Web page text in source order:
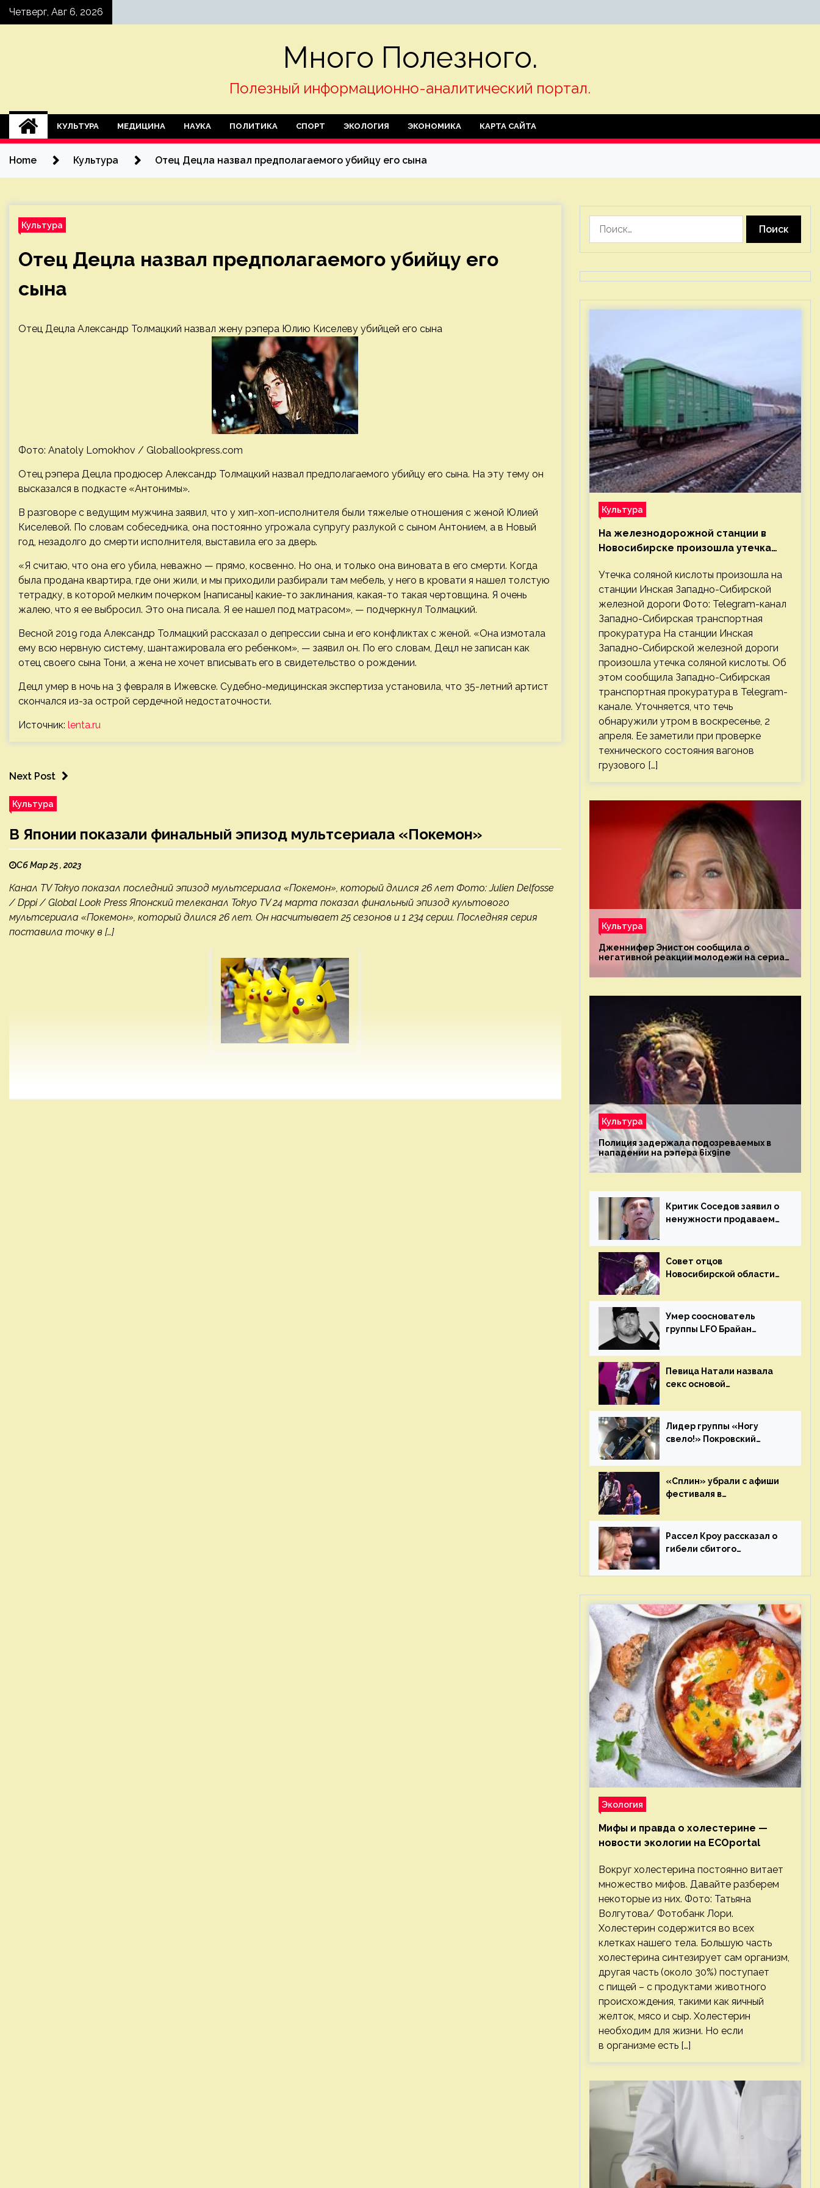
SkipЧетверг, Авг 6, 2026
Много Полезного.
Полезный информационно-аналитический портал.
КУЛЬТУРА МЕДИЦИНА НАУКА ПОЛИТИКА СПОРТ ЭКОЛОГИЯ ЭКОНОМИКА КАРТА САЙТА
Home Культура Отец Децла назвал предполагаемого убийцу его сына
Культура
Отец Децла назвал предполагаемого убийцу его
сына
Отец Децла Александр Толмацкий назвал жену рэпера Юлию Киселеву убийцей его сына
Фото: Anatoly Lomokhov / Globallookpress.com
Отец рэпера Децла продюсер Александр Толмацкий назвал предполагаемого убийцу его сына. На эту тему он
высказался в подкасте «Антонимы».
В разговоре с ведущим мужчина заявил, что у хип-хоп-исполнителя были тяжелые отношения с женой Юлией
Киселевой. По словам собеседника, она постоянно угрожала супругу разлукой с сыном Антонием, а в Новый
год, незадолго до смерти исполнителя, выставила его за дверь.
«Я считаю, что она его убила, неважно — прямо, косвенно. Но она, и только она виновата в его смерти. Когда
была продана квартира, где они жили, и мы приходили разбирали там мебель, у него в кровати я нашел толстую
тетрадку, в которой мелким почерком [написаны] какие-то заклинания, какая-то такая чертовщина. Я очень
жалею, что я ее выбросил. Это она писала. Я ее нашел под матрасом», — подчеркнул Толмацкий.
Весной 2019 года Александр Толмацкий рассказал о депрессии сына и его конфликтах с женой. «Она измотала
ему всю нервную систему, шантажировала его ребенком», — заявил он. По его словам, Децл не записан как
отец своего сына Тони, а жена не хочет вписывать его в свидетельство о рождении.
Децл умер в ночь на 3 февраля в Ижевске. Судебно-медицинская экспертиза установила, что 35-летний артист
скончался из-за острой сердечной недостаточности.
Источник: lenta.ru
Next Post
Культура
В Японии показали финальный эпизод мультсериала «Покемон»
Сб Мар 25 , 2023
Канал TV Tokyo показал последний эпизод мультсериала «Покемон», который длился 26 лет Фото: Julien Delfosse
/ Dppi / Global Look Press Японский телеканал Tokyo TV 24 марта показал финальный эпизод культового
мультсериала «Покемон», который длился 26 лет. Он насчитывает 25 сезонов и 1 234 серии. Последняя серия
поставила точку в […]
Культура
На железнодорожной станции в
Новосибирске произошла утечка
Утечка соляной кислоты произошла на
станции Инская Западно-Сибирской
железной дороги Фото: Telegram-канал
Западно-Сибирская транспортная
прокуратура На станции Инская
Западно-Сибирской железной дороги
произошла утечка соляной кислоты. Об
этом сообщила Западно-Сибирская
транспортная прокуратура в Telegram-
канале. Уточняется, что течь
обнаружили утром в воскресенье, 2
апреля. Ее заметили при проверке
технического состояния вагонов
грузового […]
Культура
Дженнифер Энистон сообщила о
негативной реакции молодежи на сериал
Культура
Полиция задержала подозреваемых в
нападении на рэпера 6ix9ine
Критик Соседов заявил о
ненужности продаваемых
песен
Совет отцов
Новосибирской области
концерт группы «Сплин»
Умер сооснователь
группы LFO Брайан
Певица Натали назвала
секс основой
Лидер группы «Ногу
свело!» Покровский
иноагента
«Сплин» убрали с афиши
фестиваля в
жалобы «Союза отцов»
Рассел Кроу рассказал о
гибели сбитого
Экология
Мифы и правда о холестерине —
новости экологии на ECOportal
Вокруг холестерина постоянно витает
множество мифов. Давайте разберем
некоторые из них. Фото: Татьяна
Волгутова/ Фотобанк Лори.
Холестерин содержится во всех
клетках нашего тела. Большую часть
холестерина синтезирует сам организм,
другая часть (около 30%) поступает
с пищей – с продуктами животного
происхождения, такими как яичный
желток, мясо и сыр. Холестерин
необходим для жизни. Но если
в организме есть […]